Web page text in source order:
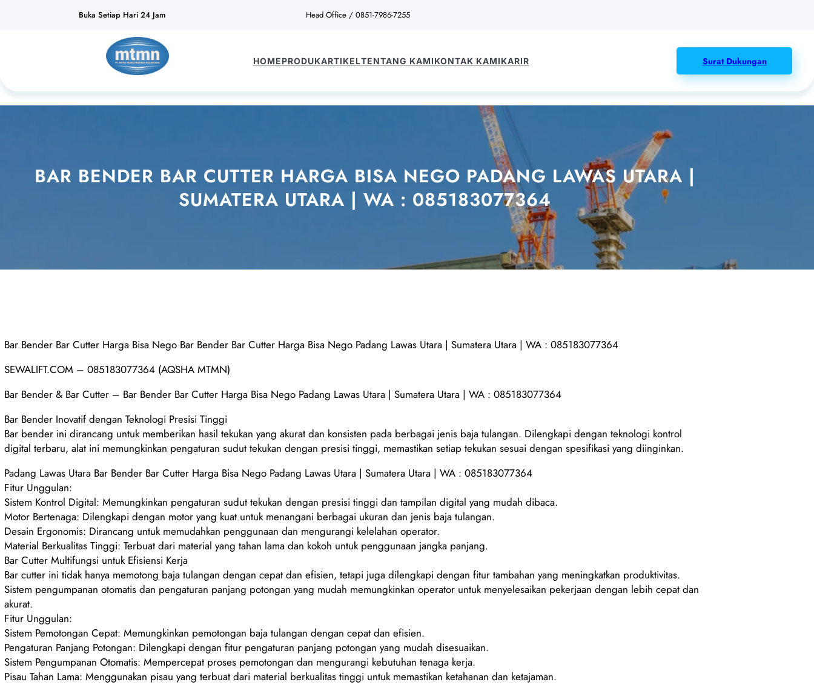
Buka Setiap Hari 24 Jam Head Office / 0851-7986-7255
HOMEPRODUKARTIKELTENTANG KAMIKONTAK KAMIKARIR Surat Dukungan
BAR BENDER BAR CUTTER HARGA BISA NEGO PADANG LAWAS UTARA |
SUMATERA UTARA | WA : 085183077364
Bar Bender Bar Cutter Harga Bisa Nego Bar Bender Bar Cutter Harga Bisa Nego Padang Lawas Utara | Sumatera Utara | WA : 085183077364
SEWALIFT.COM – 085183077364 (AQSHA MTMN)
Bar Bender & Bar Cutter – Bar Bender Bar Cutter Harga Bisa Nego Padang Lawas Utara | Sumatera Utara | WA : 085183077364
Bar Bender Inovatif dengan Teknologi Presisi Tinggi
Bar bender ini dirancang untuk memberikan hasil tekukan yang akurat dan konsisten pada berbagai jenis baja tulangan. Dilengkapi dengan teknologi kontrol
digital terbaru, alat ini memungkinkan pengaturan sudut tekukan dengan presisi tinggi, memastikan setiap tekukan sesuai dengan spesifikasi yang diinginkan.
Padang Lawas Utara Bar Bender Bar Cutter Harga Bisa Nego Padang Lawas Utara | Sumatera Utara | WA : 085183077364
Fitur Unggulan:
Sistem Kontrol Digital: Memungkinkan pengaturan sudut tekukan dengan presisi tinggi dan tampilan digital yang mudah dibaca.
Motor Bertenaga: Dilengkapi dengan motor yang kuat untuk menangani berbagai ukuran dan jenis baja tulangan.
Desain Ergonomis: Dirancang untuk memudahkan penggunaan dan mengurangi kelelahan operator.
Material Berkualitas Tinggi: Terbuat dari material yang tahan lama dan kokoh untuk penggunaan jangka panjang.
Bar Cutter Multifungsi untuk Efisiensi Kerja
Bar cutter ini tidak hanya memotong baja tulangan dengan cepat dan efisien, tetapi juga dilengkapi dengan fitur tambahan yang meningkatkan produktivitas.
Sistem pengumpanan otomatis dan pengaturan panjang potongan yang mudah memungkinkan operator untuk menyelesaikan pekerjaan dengan lebih cepat dan
akurat.
Fitur Unggulan:
Sistem Pemotongan Cepat: Memungkinkan pemotongan baja tulangan dengan cepat dan efisien.
Pengaturan Panjang Potongan: Dilengkapi dengan fitur pengaturan panjang potongan yang mudah disesuaikan.
Sistem Pengumpanan Otomatis: Mempercepat proses pemotongan dan mengurangi kebutuhan tenaga kerja.
Pisau Tahan Lama: Menggunakan pisau yang terbuat dari material berkualitas tinggi untuk memastikan ketahanan dan ketajaman.